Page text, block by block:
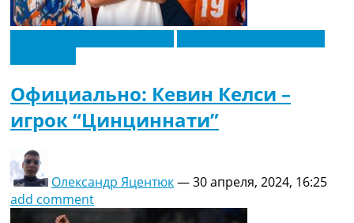
Официально: Кевин Келси –
игрок “Цинциннати”
Олександр Яцентюк—30 апреля, 2024, 16:25
add comment